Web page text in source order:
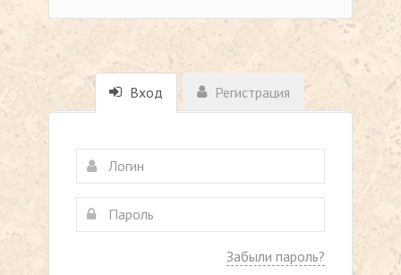
Вход Регистрация
Забыли пароль?